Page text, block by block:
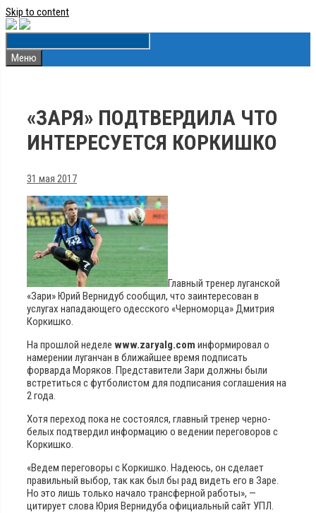
Skip to content
Меню
«ЗАРЯ» ПОДТВЕРДИЛА ЧТО
ИНТЕРЕСУЕТСЯ КОРКИШКО
31 мая 2017
Главный тренер луганской
«Зари» Юрий Вернидуб сообщил, что заинтересован в
услугах нападающего одесского «Черноморца» Дмитрия
Коркишко.
На прошлой неделе www.zaryalg.com информировал о
намерении луганчан в ближайшее время подписать
форварда Моряков. Представители Зари должны были
встретиться с футболистом для подписания соглашения на
2 года.
Хотя переход пока не состоялся, главный тренер черно-
белых подтвердил информацию о ведении переговоров с
Коркишко.
«Ведем переговоры с Коркишко. Надеюсь, он сделает
правильный выбор, так как был бы рад видеть его в Заре.
Но это лишь только начало трансферной работы», —
цитирует слова Юрия Вернидуба официальный сайт УПЛ.